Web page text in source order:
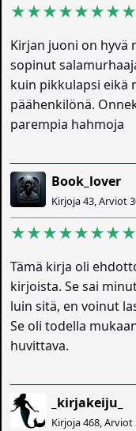
Kirjan juoni on hyvä
sopinut
kuin pikkulapsi eikä
päähenkilönä.
parempia hahmoja
Book_lover
Kirjoja 43, Arviot
Tämä kirja oli
kirjoista. Se sai
luin sitä, en voinut
Se oli todella
huvittava.
_kirjakeiju_
Kirjoja 468, Arviot